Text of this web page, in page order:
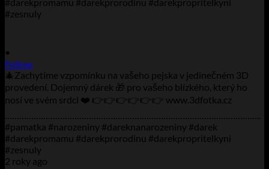
•
Follow
🎄Zachytíme vzpomínku na vašeho pejska v jedinečném 3D
provedení. Dojemný dárek 🎁 pro vašeho blízkého, který ho
nosí ve svém srdci ❤️ 👉👉👉👉👉👉 www.3dfotka.cz
……………………………………………………………………………………………..
#pamatka #narozeniny #dareknanarozeniny #darek
#darekpromamu #darekprorodinu #darekpropritelkyni
#zesnuly
2 roky ago